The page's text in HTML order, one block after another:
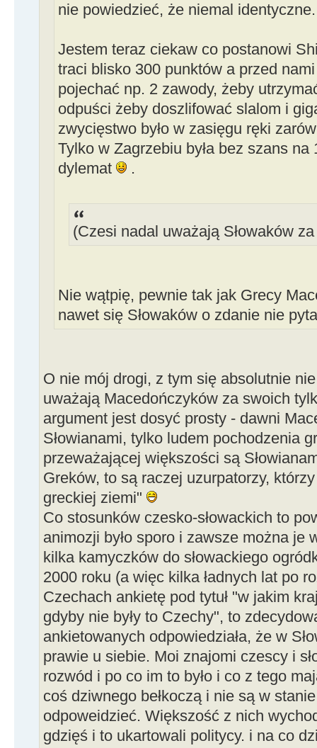
nie powiedzieć, że niemal identyczne.
Jestem teraz ciekaw co postanowi
traci blisko 300 punktów a przed
pojechać np. 2 zawody, żeby
odpuści żeby doszlifować slalom i
zwycięstwo było w zasięgu ręki
Tylko w Zagrzebiu była bez szans
dylemat
.
(Czesi nadal uważają Słowaków
Nie wątpię, pewnie tak jak Grecy
nawet się Słowaków o zdanie nie
O nie mój drogi, z tym się absolutnie
uważają Macedończyków za swoich
argument jest dosyć prosty - dawni
Słowianami, tylko ludem pochodzenia
przeważającej większości są
Greków, to są raczej uzurpatorzy,
greckiej ziemi"
Co stosunków czesko-słowackich to
animozji było sporo i zawsze można je
kilka kamyczków do słowackiego
2000 roku (a więc kilka ładnych lat po
Czechach ankietę pod tytuł "w jakim
gdyby nie były to Czechy", to
ankietowanych odpowiedziała, że w
prawie u siebie. Moi znajomi czescy i
rozwód i po co im to było i co z tego
coś dziwnego bełkoczą i nie są w
odpoweidzieć. Większość z nich
gdzięś i to ukartowali politycy. i na co